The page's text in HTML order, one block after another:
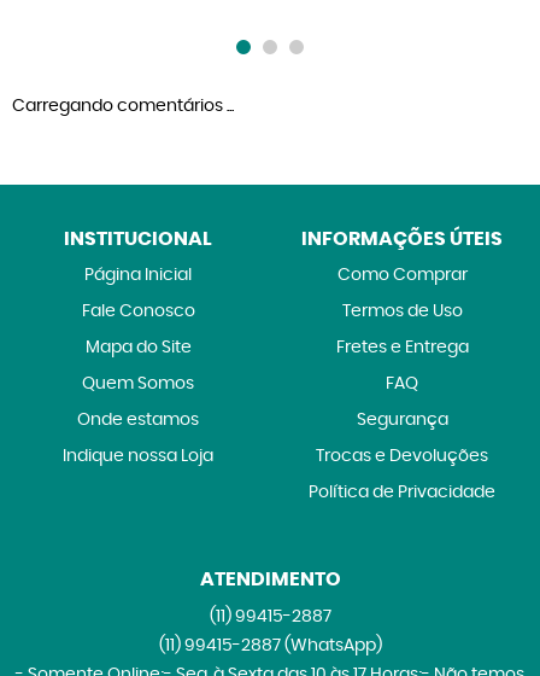
Carregando comentários ...
INSTITUCIONAL
Página Inicial
Fale Conosco
Mapa do Site
Quem Somos
Onde estamos
Indique nossa Loja
INFORMAÇÕES ÚTEIS
Como Comprar
Termos de Uso
Fretes e Entrega
FAQ
Segurança
Trocas e Devoluções
Política de Privacidade
ATENDIMENTO
(11)99415-2887
(11)99415-2887 (WhatsApp)